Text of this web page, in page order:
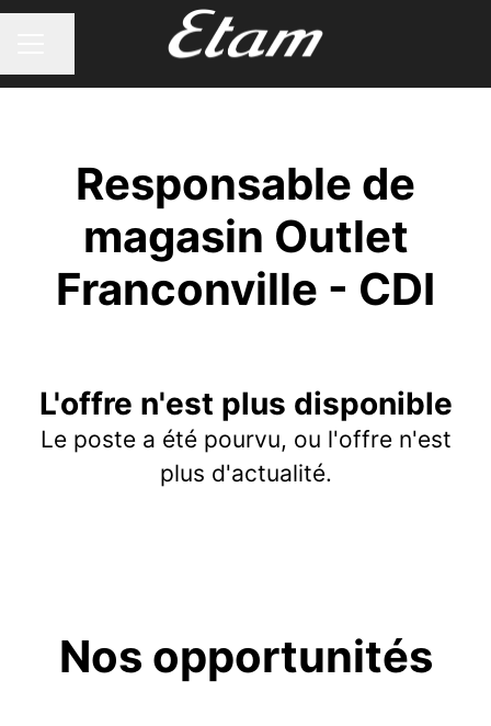
Partager la page
Responsable de
magasin Outlet
Franconville - CDI
L'offre n'est plus disponible
Le poste a été pourvu, ou l'offre n'est
plus d'actualité.
Nos opportunités